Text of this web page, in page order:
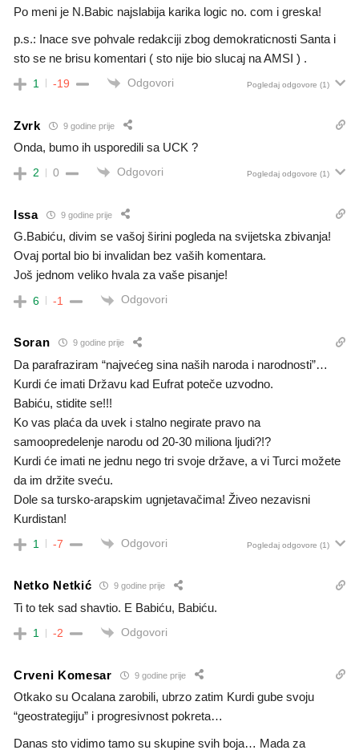
Po meni je N.Babic najslabija karika logic no. com i greska!
p.s.: Inace sve pohvale redakciji zbog demokraticnosti Santa i
sto se ne brisu komentari ( sto nije bio slucaj na AMSI ) .
1 -19 Odgovori Pogledaj odgovore (1)
Zvrk 9 godine prije
Onda, bumo ih usporedili sa UCK ?
2 0 Odgovori Pogledaj odgovore (1)
Issa 9 godine prije
G.Babiću, divim se vašoj širini pogleda na svijetska zbivanja!
Ovaj portal bio bi invalidan bez vaših komentara.
Još jednom veliko hvala za vaše pisanje!
6 -1 Odgovori
Soran 9 godine prije
Da parafraziram “najvećeg sina naših naroda i narodnosti”…
Kurdi će imati Državu kad Eufrat poteče uzvodno.
Babiću, stidite se!!!
Ko vas plaća da uvek i stalno negirate pravo na
samoopredelenje narodu od 20-30 miliona ljudi?!?
Kurdi će imati ne jednu nego tri svoje države, a vi Turci možete
da im držite sveću.
Dole sa tursko-arapskim ugnjetavačima! Živeo nezavisni
Kurdistan!
1 -7 Odgovori Pogledaj odgovore (1)
Netko Netkić 9 godine prije
Ti to tek sad shavtio. E Babiću, Babiću.
1 -2 Odgovori
Crveni Komesar 9 godine prije
Otkako su Ocalana zarobili, ubrzo zatim Kurdi gube svoju
“geostrategiju” i progresivnost pokreta…
Danas sto vidimo tamo su skupine svih boja… Mada za